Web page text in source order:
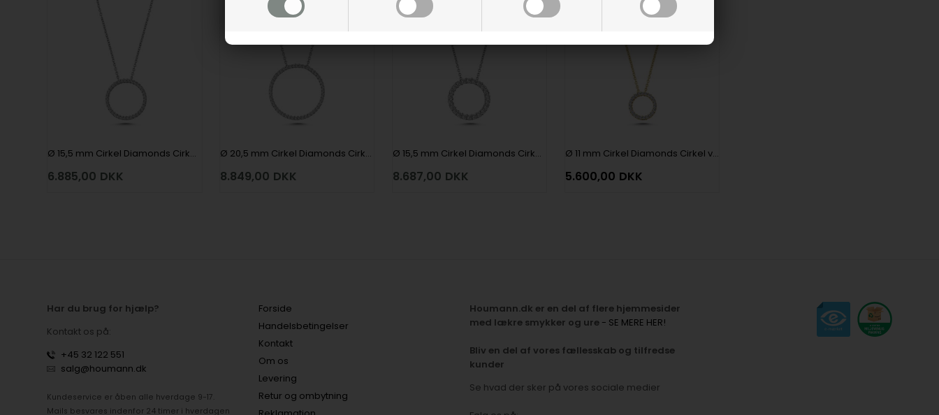
Ø 15,5 mm Cirkel Diamonds Cirkel vedhæng med 35 x 0,006 ct i 14 kt hvidguld
6.885,00 DKK
Ø 20,5 mm Cirkel Diamonds Cirkel vedhæng med 48 x 0,006 ct i 14 kt hvidguld
8.849,00 DKK
Ø 15,5 mm Cirkel Diamonds Cirkel vedhæng med 22 x 0,02 ct i 14 kt hvidguld
8.687,00 DKK
Ø 11 mm Cirkel Diamonds Cirkel vedhæng med 24 x 0,006 ct i 14 kt rødguld
5.600,00 DKK
Har du brug for hjælp?
Kontakt os på:
+45 32 122 551
salg@houmann.dk
Kundeservice er åben alle hverdage 9-17.
Mails besvares indenfor 24 timer i hverdagen
Forside
Handelsbetingelser
Kontakt
Om os
Levering
Retur og ombytning
Houmann.dk er en del af flere hjemmesider
med lækre smykker og ure- SE MERE HER!
Bliv en del af vores fællesskab og tilfredse
kunder
Se hvad der sker på vores sociale medier